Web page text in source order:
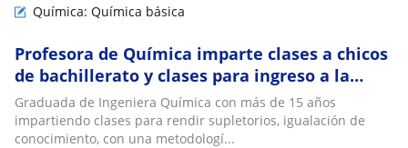
Química: Química básica
Profesora de Química imparte clases a chicos
de bachillerato y clases para ingreso a la
universidad
Graduada de Ingeniera Química con más de 15 años
impartiendo clases para rendir supletorios, igualación de
conocimiento, con una metodologí...